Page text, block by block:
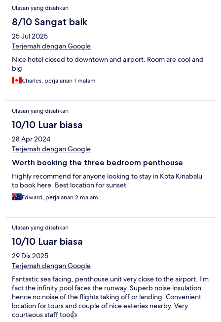
Ulasan yang disahkan
8/10 Sangat baik
25 Jul 2025
Terjemah dengan Google
Nice hotel closed to downtown and airport. Room are cool and
big
Charles, perjalanan 1 malam
Ulasan yang disahkan
10/10 Luar biasa
28 Apr 2024
Terjemah dengan Google
Worth booking the three bedroom penthouse
Highly recommend for anyone looking to stay in Kota Kinabalu
to book here. Best location for sunset
Edward, perjalanan 2 malam
Ulasan yang disahkan
10/10 Luar biasa
29 Dis 2025
Terjemah dengan Google
Fantastic sea facing, penthouse unit very close to the airport. I'm
fact the infinity pool faces the runway. Superb noise insulation
hence no noise of the flights taking off or landing. Convenient
location for tours and couple of nice eateries nearby. Very
courteous staff too👍